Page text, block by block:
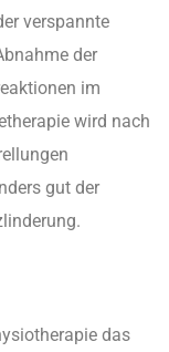
verspannte
der
im
wird nach
gut der
das